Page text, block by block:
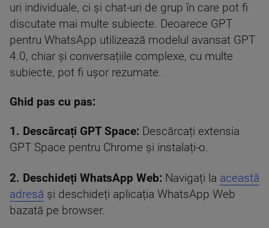
uri individuale, ci și chat-uri de grup în care pot fi
discutate mai multe subiecte. Deoarece GPT
pentru WhatsApp utilizează modelul avansat GPT
4.0, chiar și conversațiile complexe, cu multe
subiecte, pot fi ușor rezumate.
Ghid pas cu pas:
1. Descărcați GPT Space: Descărcați extensia
GPT Space pentru Chrome și instalați-o.
2. Deschideți WhatsApp Web: Navigați la această
adresă și deschideți aplicația WhatsApp Web
bazată pe browser.